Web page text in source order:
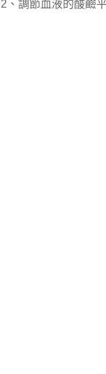
2、調節血液的酸鹼